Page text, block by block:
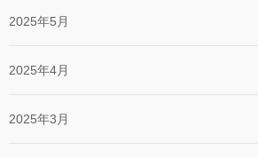
2025年5月
2025年4月
2025年3月